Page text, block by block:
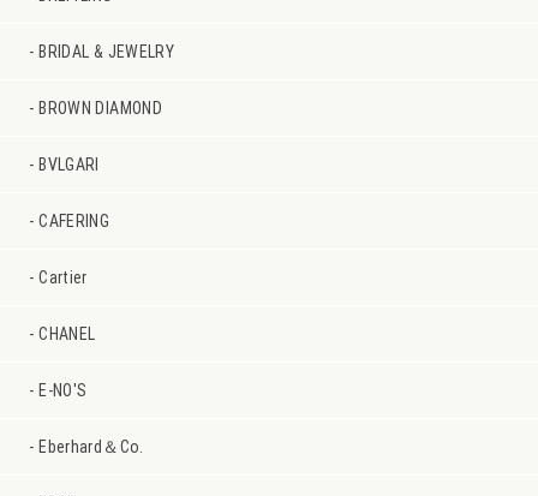
BRIDAL & JEWELRY
BROWN DIAMOND
BVLGARI
CAFERING
Cartier
CHANEL
E-NO'S
Eberhard＆Co.